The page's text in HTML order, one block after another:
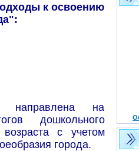
к освоению
направлена на
дошкольного
с учетом
города.